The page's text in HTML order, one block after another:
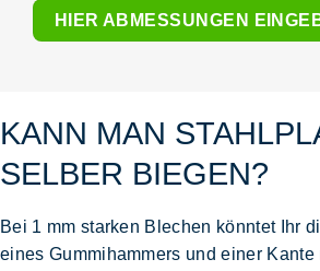
HIER ABMESSUNGEN
KANN MAN
SELBER BIEGEN?
Bei 1 mm starken Blechen könntet Ihr
eines Gummihammers und einer Kante